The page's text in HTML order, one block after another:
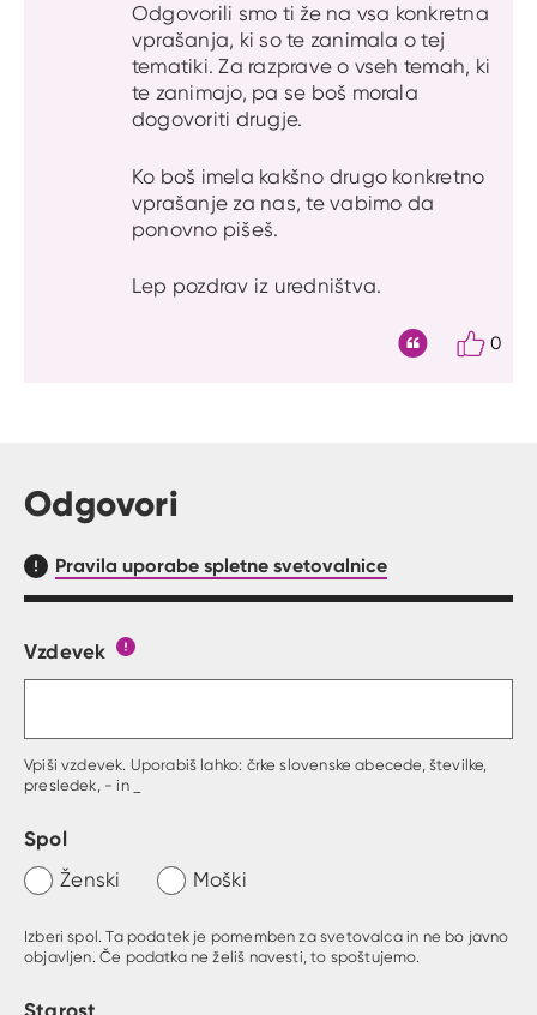
Odgovorili smo ti že na vsa konkretna
vprašanja, ki so te zanimala o tej
tematiki. Za razprave o vseh temah, ki
te zanimajo, pa se boš morala
dogovoriti drugje.
Ko boš imela kakšno drugo konkretno
vprašanje za nas, te vabimo da
ponovno pišeš.
Lep pozdrav iz uredništva.
0
Odgovori
Pravila uporabe spletne svetovalnice
Obrazec, kjer lahko zastaviš vprašanje
Vzdevek
Vpiši vzdevek. Uporabiš lahko: črke slovenske abecede, številke,
presledek, - in _
Spol
Ženski Moški
Izberi spol. Ta podatek je pomemben za svetovalca in ne bo javno
objavljen. Če podatka ne želiš navesti, to spoštujemo.
Starost